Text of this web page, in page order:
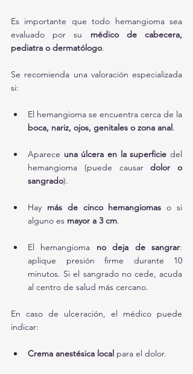
Es importante que todo hemangioma sea
evaluado por su médico de cabecera,
pediatra o dermatólogo.
Se recomienda una valoración especializada
si:
boca, nariz, ojos, genitales o zona anal.
Aparece una úlcera en la superficie del
hemangioma (puede causar dolor o
sangrado).
Hay más de cinco hemangiomas o si
alguno es mayor a 3 cm.
El hemangioma no deja de sangrar:
aplique presión firme durante 10
minutos. Si el sangrado no cede, acuda
al centro de salud más cercano.
En caso de ulceración, el médico puede
indicar:
Crema anestésica local para el dolor.